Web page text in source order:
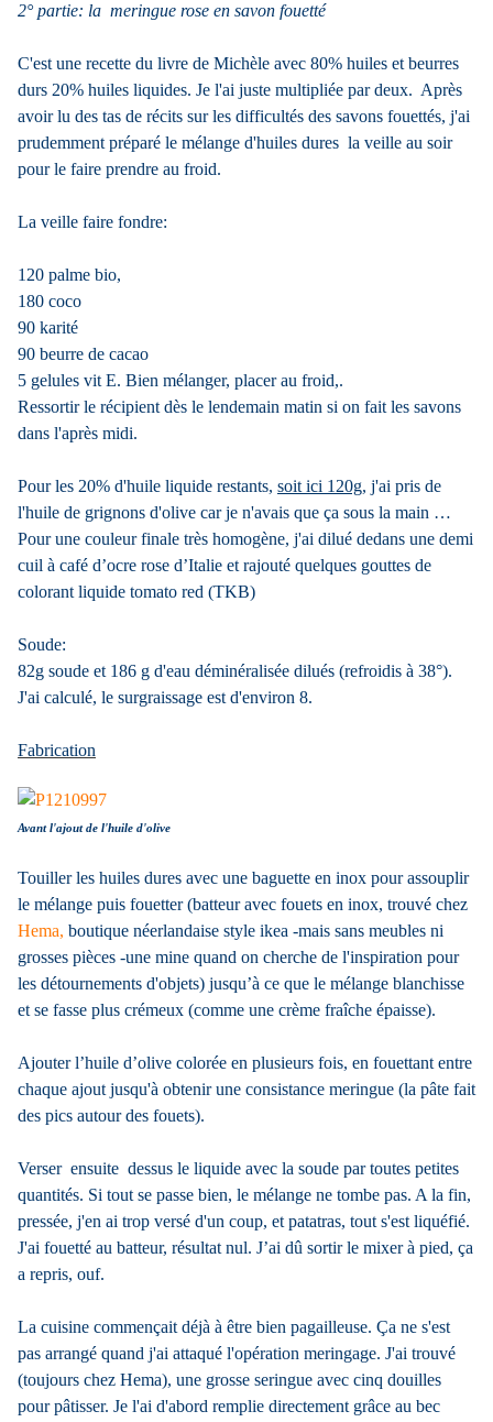
2° partie: la meringue rose en savon fouetté
C'est une recette du livre de Michèle avec 80% huiles et beurres
durs 20% huiles liquides. Je l'ai juste multipliée par deux. Après
avoir lu des tas de récits sur les difficultés des savons fouettés, j'ai
prudemment préparé le mélange d'huiles dures la veille au soir
pour le faire prendre au froid.
La veille faire fondre:
120 palme bio,
180 coco
90 karité
90 beurre de cacao
5 gelules vit E. Bien mélanger, placer au froid,.
Ressortir le récipient dès le lendemain matin si on fait les savons
dans l'après midi.
Pour les 20% d'huile liquide restants, soit ici 120g, j'ai pris de
l'huile de grignons d'olive car je n'avais que ça sous la main …
Pour une couleur finale très homogène, j'ai dilué dedans une demi
cuil à café d’ocre rose d’Italie et rajouté quelques gouttes de
colorant liquide tomato red (TKB)
Soude:
82g soude et 186 g d'eau déminéralisée dilués (refroidis à 38°).
J'ai calculé, le surgraissage est d'environ 8.
Fabrication
Avant l'ajout de l'huile d'olive
Touiller les huiles dures avec une baguette en inox pour assouplir
le mélange puis fouetter (batteur avec fouets en inox, trouvé chez
Hema, boutique néerlandaise style ikea -mais sans meubles ni
grosses pièces -une mine quand on cherche de l'inspiration pour
les détournements d'objets) jusqu’à ce que le mélange blanchisse
et se fasse plus crémeux (comme une crème fraîche épaisse).
Ajouter l’huile d’olive colorée en plusieurs fois, en fouettant entre
chaque ajout jusqu'à obtenir une consistance meringue (la pâte fait
des pics autour des fouets).
Verser ensuite dessus le liquide avec la soude par toutes petites
quantités. Si tout se passe bien, le mélange ne tombe pas. A la fin,
pressée, j'en ai trop versé d'un coup, et patatras, tout s'est liquéfié.
J'ai fouetté au batteur, résultat nul. J’ai dû sortir le mixer à pied, ça
a repris, ouf.
La cuisine commençait déjà à être bien pagailleuse. Ça ne s'est
pas arrangé quand j'ai attaqué l'opération meringage. J'ai trouvé
(toujours chez Hema), une grosse seringue avec cinq douilles
pour pâtisser. Je l'ai d'abord remplie directement grâce au bec